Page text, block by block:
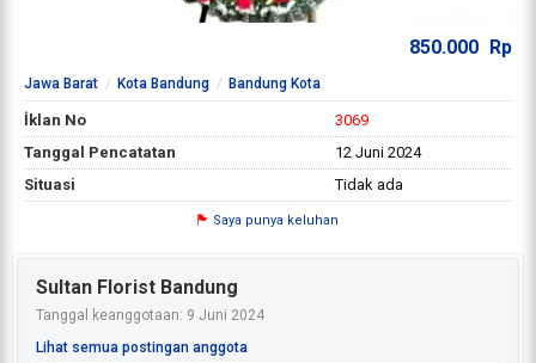
850.000 Rp
Jawa Barat Kota Bandung Bandung Kota
İklan No
3069
Tanggal Pencatatan
12 Juni 2024
Situasi
Tidak ada
Saya punya keluhan
Sultan Florist Bandung
Tanggal keanggotaan: 9 Juni 2024
Lihat semua postingan anggota